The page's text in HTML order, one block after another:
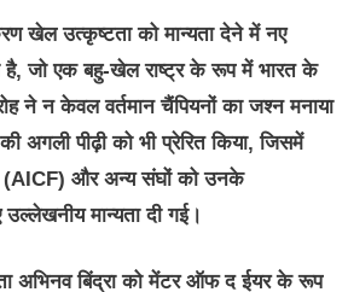
खेल उत्कृष्टता को मान्यता देने में नए
है, जो एक बहु-खेल राष्ट्र के रूप में भारत के
ने न केवल वर्तमान चैंपियनों का जश्न मनाया
अगली पीढ़ी को भी प्रेरित किया, जिसमें
और अन्य संघों को उनके
उल्लेखनीय मान्यता दी गई।
अभिनव बिंद्रा को मेंटर ऑफ द ईयर के रूप